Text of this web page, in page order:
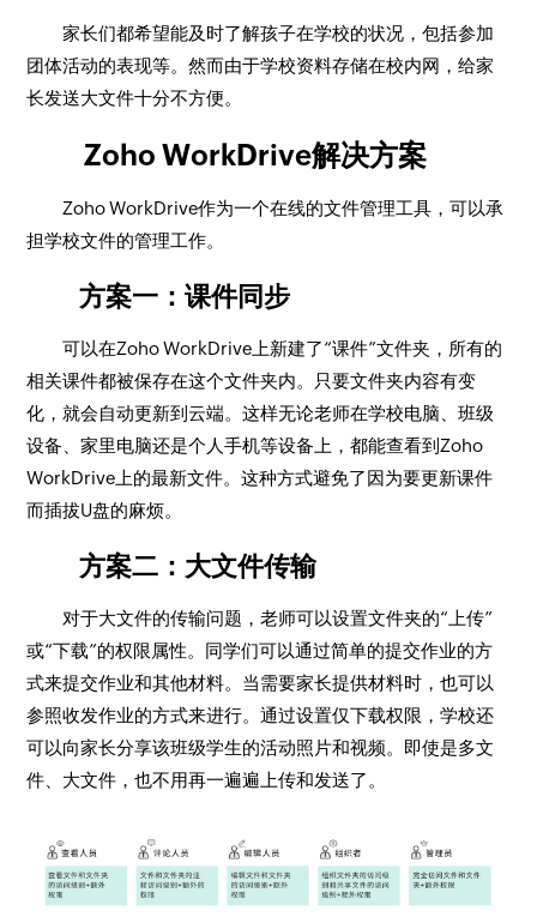
家长们都希望能及时了解孩子在学校的状况，包括参加
团体活动的表现等。然而由于学校资料存储在校内网，给家
长发送大文件十分不方便。
Zoho WorkDrive解决方案
Zoho WorkDrive作为一个在线的文件管理工具，可以承
担学校文件的管理工作。
方案一：课件同步
可以在Zoho WorkDrive上新建了“课件”文件夹，所有的
相关课件都被保存在这个文件夹内。只要文件夹内容有变
化，就会自动更新到云端。这样无论老师在学校电脑、班级
设备、家里电脑还是个人手机等设备上，都能查看到Zoho
WorkDrive上的最新文件。这种方式避免了因为要更新课件
而插拔U盘的麻烦。
方案二：大文件传输
对于大文件的传输问题，老师可以设置文件夹的“上传”
或“下载”的权限属性。同学们可以通过简单的提交作业的方
式来提交作业和其他材料。当需要家长提供材料时，也可以
参照收发作业的方式来进行。通过设置仅下载权限，学校还
可以向家长分享该班级学生的活动照片和视频。即使是多文
件、大文件，也不用再一遍遍上传和发送了。